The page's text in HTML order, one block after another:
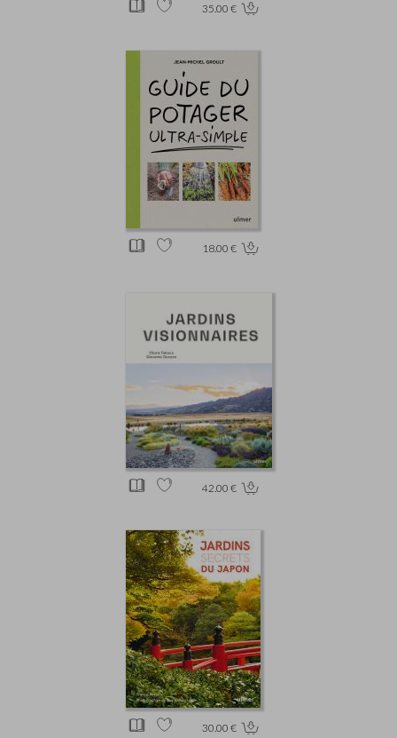
35.00 €
18.00 €
42.00 €
30.00 €